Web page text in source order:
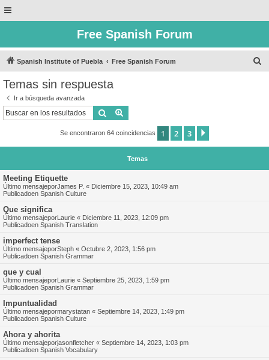
Free Spanish Forum
Spanish Institute of Puebla Free Spanish Forum
Temas sin respuesta
Ir a búsqueda avanzada
Buscar
Se encontraron 64 coincidencias 1 2 3
Temas
Meeting Etiquette
Último mensajeporJames P. « Diciembre 15, 2023, 10:49 am
Publicadoen Spanish Culture
Que significa
Último mensajeporLaurie « Diciembre 11, 2023, 12:09 pm
Publicadoen Spanish Translation
imperfect tense
Último mensajeporSteph « Octubre 2, 2023, 1:56 pm
Publicadoen Spanish Grammar
que y cual
Último mensajeporLaurie « Septiembre 25, 2023, 1:59 pm
Publicadoen Spanish Grammar
Impuntualidad
Último mensajepormarystatan « Septiembre 14, 2023, 1:49 pm
Publicadoen Spanish Culture
Ahora y ahorita
Último mensajeporjasonfletcher « Septiembre 14, 2023, 1:03 pm
Publicadoen Spanish Vocabulary